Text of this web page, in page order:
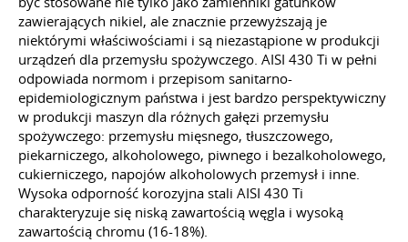
zawierających nikiel, ale znacznie przewyższają je
niektórymi właściwościami i są niezastąpione w produkcji
urządzeń dla przemysłu spożywczego. AISI 430 Ti w pełni
odpowiada normom i przepisom sanitarno-
epidemiologicznym państwa i jest bardzo perspektywiczny
w produkcji maszyn dla różnych gałęzi przemysłu
spożywczego: przemysłu mięsnego, tłuszczowego,
piekarniczego, alkoholowego, piwnego i bezalkoholowego,
cukierniczego, napojów alkoholowych przemysł i inne.
Wysoka odporność korozyjna stali AISI 430 Ti
charakteryzuje się niską zawartością węgla i wysoką
zawartością chromu (16-18%).